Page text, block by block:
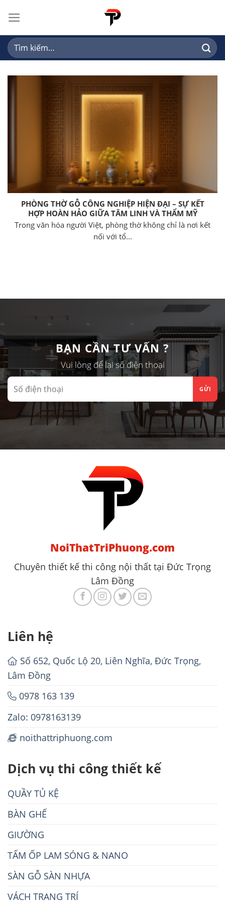
content
Tìm
kiếm:
PHÒNG THỜ GỖ CÔNG NGHIỆP HIỆN ĐẠI – SỰ KẾT
HỢP HOÀN HẢO GIỮA TÂM LINH VÀ THẨM MỸ
Trong văn hóa người Việt, phòng thờ không chỉ là nơi kết
nối với tổ...
BẠN CẦN TƯ VẤN ?
Vui lòng để lại số điện thoại
NoiThatTriPhuong.com
Chuyên thiết kế thi công nội thất tại Đức Trọng
Lâm Đồng
Liên hệ
Số 652, Quốc Lộ 20, Liên Nghĩa, Đức Trọng,
Lâm Đồng
0978 163 139
Zalo: 0978163139
noithattriphuong.com
Dịch vụ thi công thiết kế
QUẦY TỦ KỆ
BÀN GHẾ
GIƯỜNG
TẤM ỐP LAM SÓNG & NANO
SÀN GỖ SÀN NHỰA
VÁCH TRANG TRÍ